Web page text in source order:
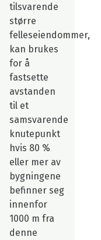
tilsvarende
større
felleseiendommer,
kan brukes
for å
fastsette
avstanden
til et
samsvarende
knutepunkt
hvis 80 %
eller mer av
bygningene
befinner seg
innenfor
1000 m fra
denne